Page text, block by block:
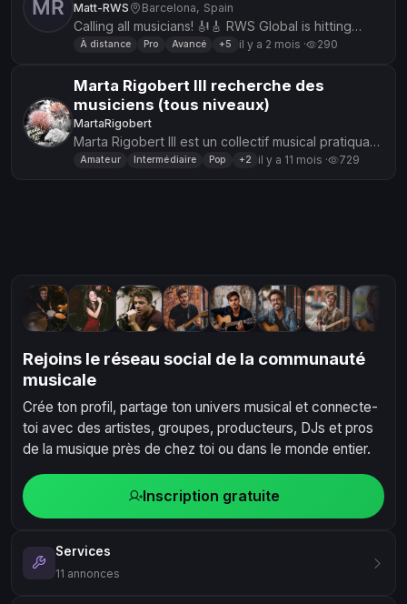
Matt-RWS Barcelona, Spain
Calling all musicians! 🎻🎸 RWS Global is hitting
Barcelona on June 25th, 2026 to find fresh talent
À distance Pro Avancé +5 il y a 2 mois · 290
Marta Rigobert III recherche des
musiciens (tous niveaux)
MartaRigobert
Marta Rigobert III est un collectif musical pratiquant
le soundpainting, la composition, l’improvisation.
Amateur Intermédiaire Pop +2 il y a 11 mois · 729
Rejoins le réseau social de la communauté
musicale
Crée ton profil, partage ton univers musical et connecte-
toi avec des artistes, groupes, producteurs, DJs et pros
de la musique près de chez toi ou dans le monde entier.
Inscription gratuite
Services
11 annonces